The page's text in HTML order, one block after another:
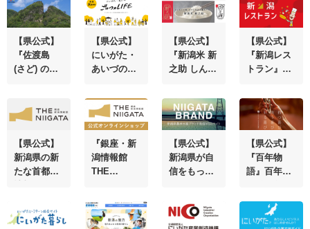
ビ』
ーくる) 』
語』
を体感する
新たな旅の
ご提案
【県公式】
『佐渡島
(さど) の金
【県公式】
にいがた・
あいづの魅
WEBマガジ
ン『ごっつ
ぉＬＩＦ
Ｅ』
【県公式】
『新潟米 新
之助 しんの
めく大粒、
コクと甘み
が満ちてい
る
【県公式】
『新潟レス
トラン』県
る「新潟の
食」
【県公式】
新潟県の新
たな首都圏
新潟情報館
THE
『銀座・新
潟情報館
THE
ラインショ
ップ
【県公式】
新潟県が自
信をもって
物
『NIIGATA
【県公式】
『百年物
語』百年の
る・楽しむ
道具の提案